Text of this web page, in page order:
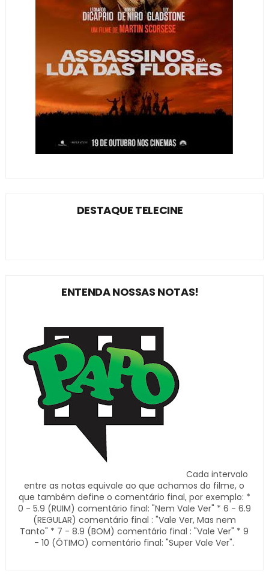
DESTAQUE TELECINE
ENTENDA NOSSAS NOTAS!
Cada intervalo
entre as notas equivale ao que achamos do filme, o
que também define o comentário final, por exemplo: *
0 - 5.9 (RUIM) comentário final: "Nem Vale Ver" * 6 - 6.9
(REGULAR) comentário final : "Vale Ver, Mas nem
Tanto" * 7 - 8.9 (BOM) comentário final : "Vale Ver" * 9
- 10 (ÓTIMO) comentário final: "Super Vale Ver".